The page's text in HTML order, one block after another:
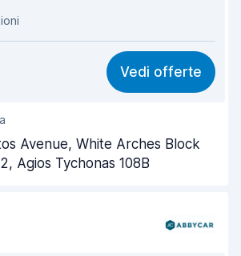
9,2
8,3
9,7
Vedi offerte
Avenue, White Arches Block
Agios Tychonas 108B